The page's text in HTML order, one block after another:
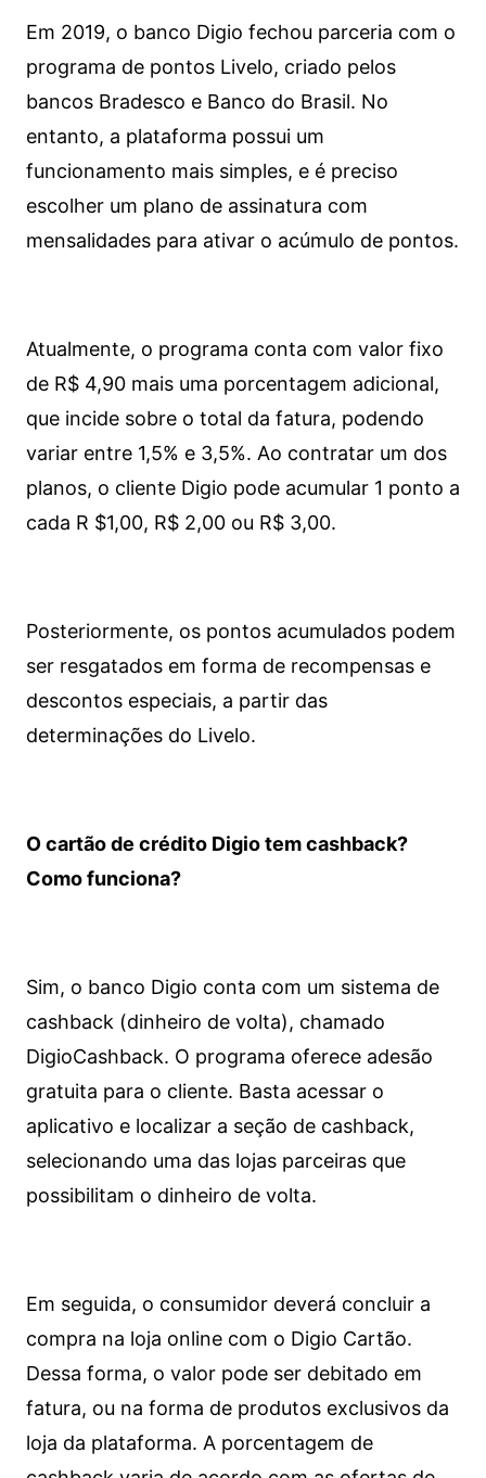
Em 2019, o banco Digio fechou parceria com o
programa de pontos Livelo, criado pelos
bancos Bradesco e Banco do Brasil. No
entanto, a plataforma possui um
funcionamento mais simples, e é preciso
escolher um plano de assinatura com
mensalidades para ativar o acúmulo de pontos.
Atualmente, o programa conta com valor fixo
de R$ 4,90 mais uma porcentagem adicional,
que incide sobre o total da fatura, podendo
variar entre 1,5% e 3,5%. Ao contratar um dos
planos, o cliente Digio pode acumular 1 ponto a
cada R $1,00, R$ 2,00 ou R$ 3,00.
Posteriormente, os pontos acumulados podem
ser resgatados em forma de recompensas e
descontos especiais, a partir das
determinações do Livelo.
O cartão de crédito Digio tem cashback?
Como funciona?
Sim, o banco Digio conta com um sistema de
cashback (dinheiro de volta), chamado
DigioCashback. O programa oferece adesão
gratuita para o cliente. Basta acessar o
aplicativo e localizar a seção de cashback,
selecionando uma das lojas parceiras que
possibilitam o dinheiro de volta.
Em seguida, o consumidor deverá concluir a
compra na loja online com o Digio Cartão.
Dessa forma, o valor pode ser debitado em
fatura, ou na forma de produtos exclusivos da
loja da plataforma. A porcentagem de